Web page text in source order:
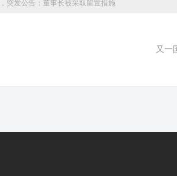
突发公告：董事长被采取留置措施
又一